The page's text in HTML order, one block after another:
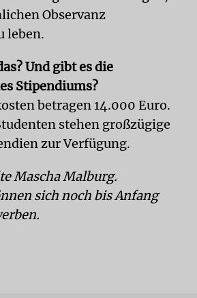
Observanz
leben.
Und gibt es die
Stipendiums?
betragen 14.000 Euro.
stehen großzügige
zur Verfügung.
Mascha Malburg.
sich noch bis Anfang